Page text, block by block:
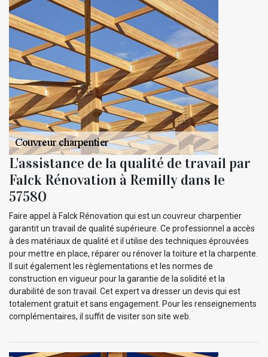
L'assistance de la qualité de travail par
Falck Rénovation à Remilly dans le
57580
Faire appel à Falck Rénovation qui est un couvreur charpentier
garantit un travail de qualité supérieure. Ce professionnel a accès
à des matériaux de qualité et il utilise des techniques éprouvées
pour mettre en place, réparer ou rénover la toiture et la charpente.
Il suit également les règlementations et les normes de
construction en vigueur pour la garantie de la solidité et la
durabilité de son travail. Cet expert va dresser un devis qui est
totalement gratuit et sans engagement. Pour les renseignements
complémentaires, il suffit de visiter son site web.